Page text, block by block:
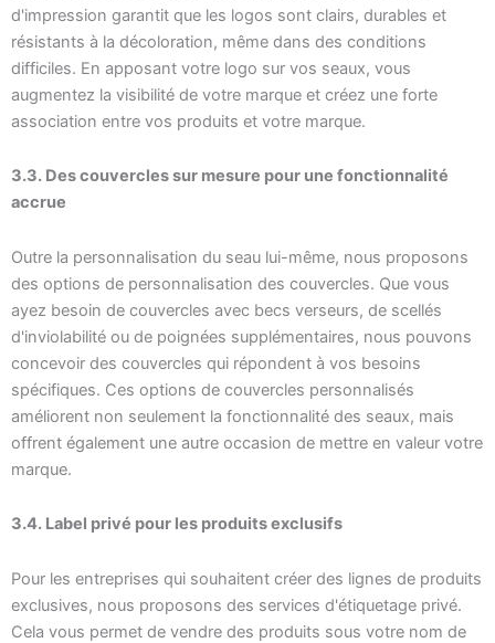
d'impression garantit que les logos sont clairs, durables et
résistants à la décoloration, même dans des conditions
difficiles. En apposant votre logo sur vos seaux, vous
augmentez la visibilité de votre marque et créez une forte
association entre vos produits et votre marque.
3.3. Des couvercles sur mesure pour une fonctionnalité
accrue
Outre la personnalisation du seau lui-même, nous proposons
des options de personnalisation des couvercles. Que vous
ayez besoin de couvercles avec becs verseurs, de scellés
d'inviolabilité ou de poignées supplémentaires, nous pouvons
concevoir des couvercles qui répondent à vos besoins
spécifiques. Ces options de couvercles personnalisés
améliorent non seulement la fonctionnalité des seaux, mais
offrent également une autre occasion de mettre en valeur votre
marque.
3.4. Label privé pour les produits exclusifs
Pour les entreprises qui souhaitent créer des lignes de produits
exclusives, nous proposons des services d'étiquetage privé.
Cela vous permet de vendre des produits sous votre nom de